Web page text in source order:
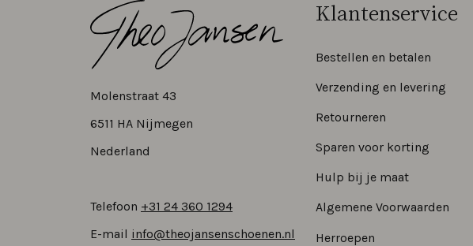
Molenstraat 43
6511 HA Nijmegen
Nederland
Telefoon +31 24 360 1294
E-mail info@theojansenschoenen.nl
Klantenservice
Bestellen en betalen
Verzending en levering
Retourneren
Sparen voor korting
Hulp bij je maat
Algemene Voorwaarden
Herroepen